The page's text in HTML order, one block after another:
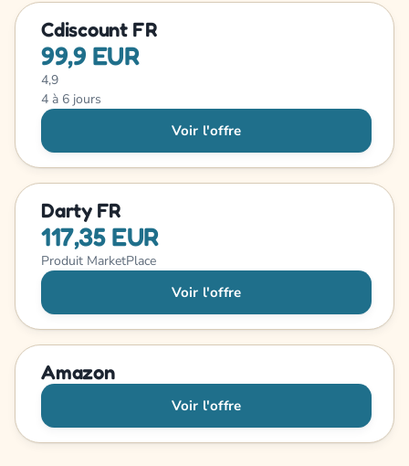
Cdiscount FR
99,9 EUR
4,9
4 à 6 jours
Voir l'offre
Darty FR
117,35 EUR
Produit MarketPlace
Voir l'offre
Amazon
Voir l'offre